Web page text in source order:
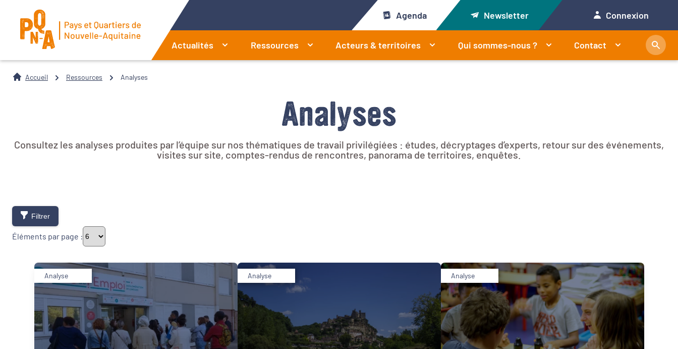
Agenda Newsletter Connexion
Actualités Ressources Acteurs & territoires Qui sommes-nous ? Contact
Accueil Ressources Analyses
Analyses
Consultez les analyses produites par l’équipe sur nos thématiques de travail privilégiées : études, décryptages d’experts, retour sur des événements,
visites sur site, comptes-rendus de rencontres, panorama de territoires, enquêtes.
Filtrer
Éléments par page :
Thématiques
Démarches alimentaires de territoire Développement territorial Inclusion numérique
Politique de la ville
Revitalisation des centres-bourgs et centres-
villes
Dynamiques territoriales pour l’emploi
Analyse Analyse Analyse